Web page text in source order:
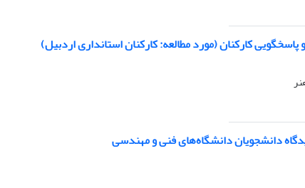
کارکنان (مورد مطالعه: کارکنان استانداری اردبیل)
دانشجویان دانشگاه‌های فنی و مهندسی